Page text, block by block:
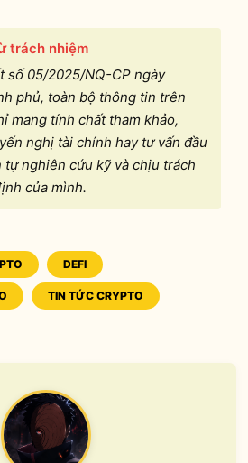
trách nhiệm
số 05/2025/NQ-CP ngày
phủ, toàn bộ thông tin trên
mang tính chất tham khảo,
nghị tài chính hay tư vấn đầu
tự nghiên cứu kỹ và chịu trách
của mình.
DEFI
TIN TỨC CRYPTO